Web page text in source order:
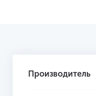
Производитель